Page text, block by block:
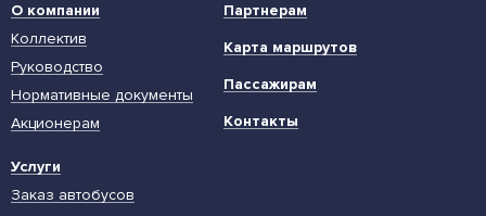
О компании
Коллектив
Руководство
Нормативные документы
Акционерам
Услуги
Заказ автобусов
Партнерам
Карта маршрутов
Пассажирам
Контакты